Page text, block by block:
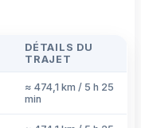
DÉTAILS DU
TRAJET
≈ 474,1 km / 5 h 25
min